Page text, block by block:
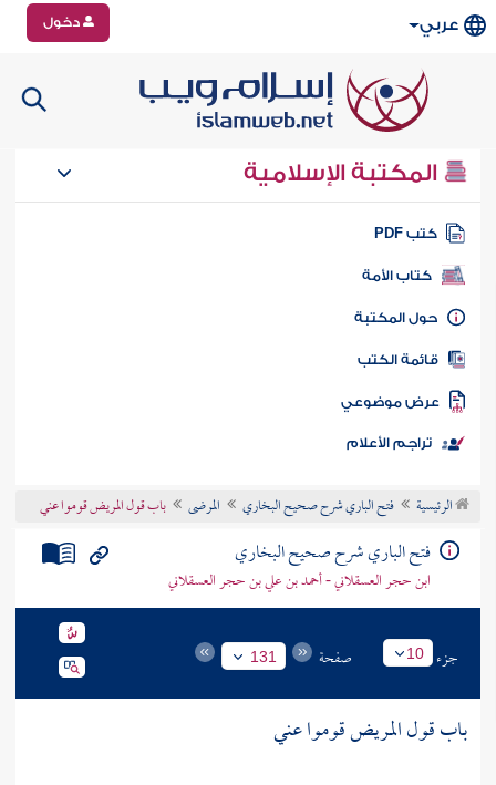
عربي دخول
المكتبة الإسلامية
كتب PDF
كتاب الأمة
المكتبة
الكتب
موضوعي
تراجم الأعلام
الرئيسية فتح الباري شرح صحيح البخاري المرضى باب قول المريض قوموا عني
فتح الباري شرح صحيح البخاري
ابن حجر العسقلاني - أحمد بن علي بن حجر العسقلاني
جزء 10 صفحة 131
باب قول المريض قوموا عني